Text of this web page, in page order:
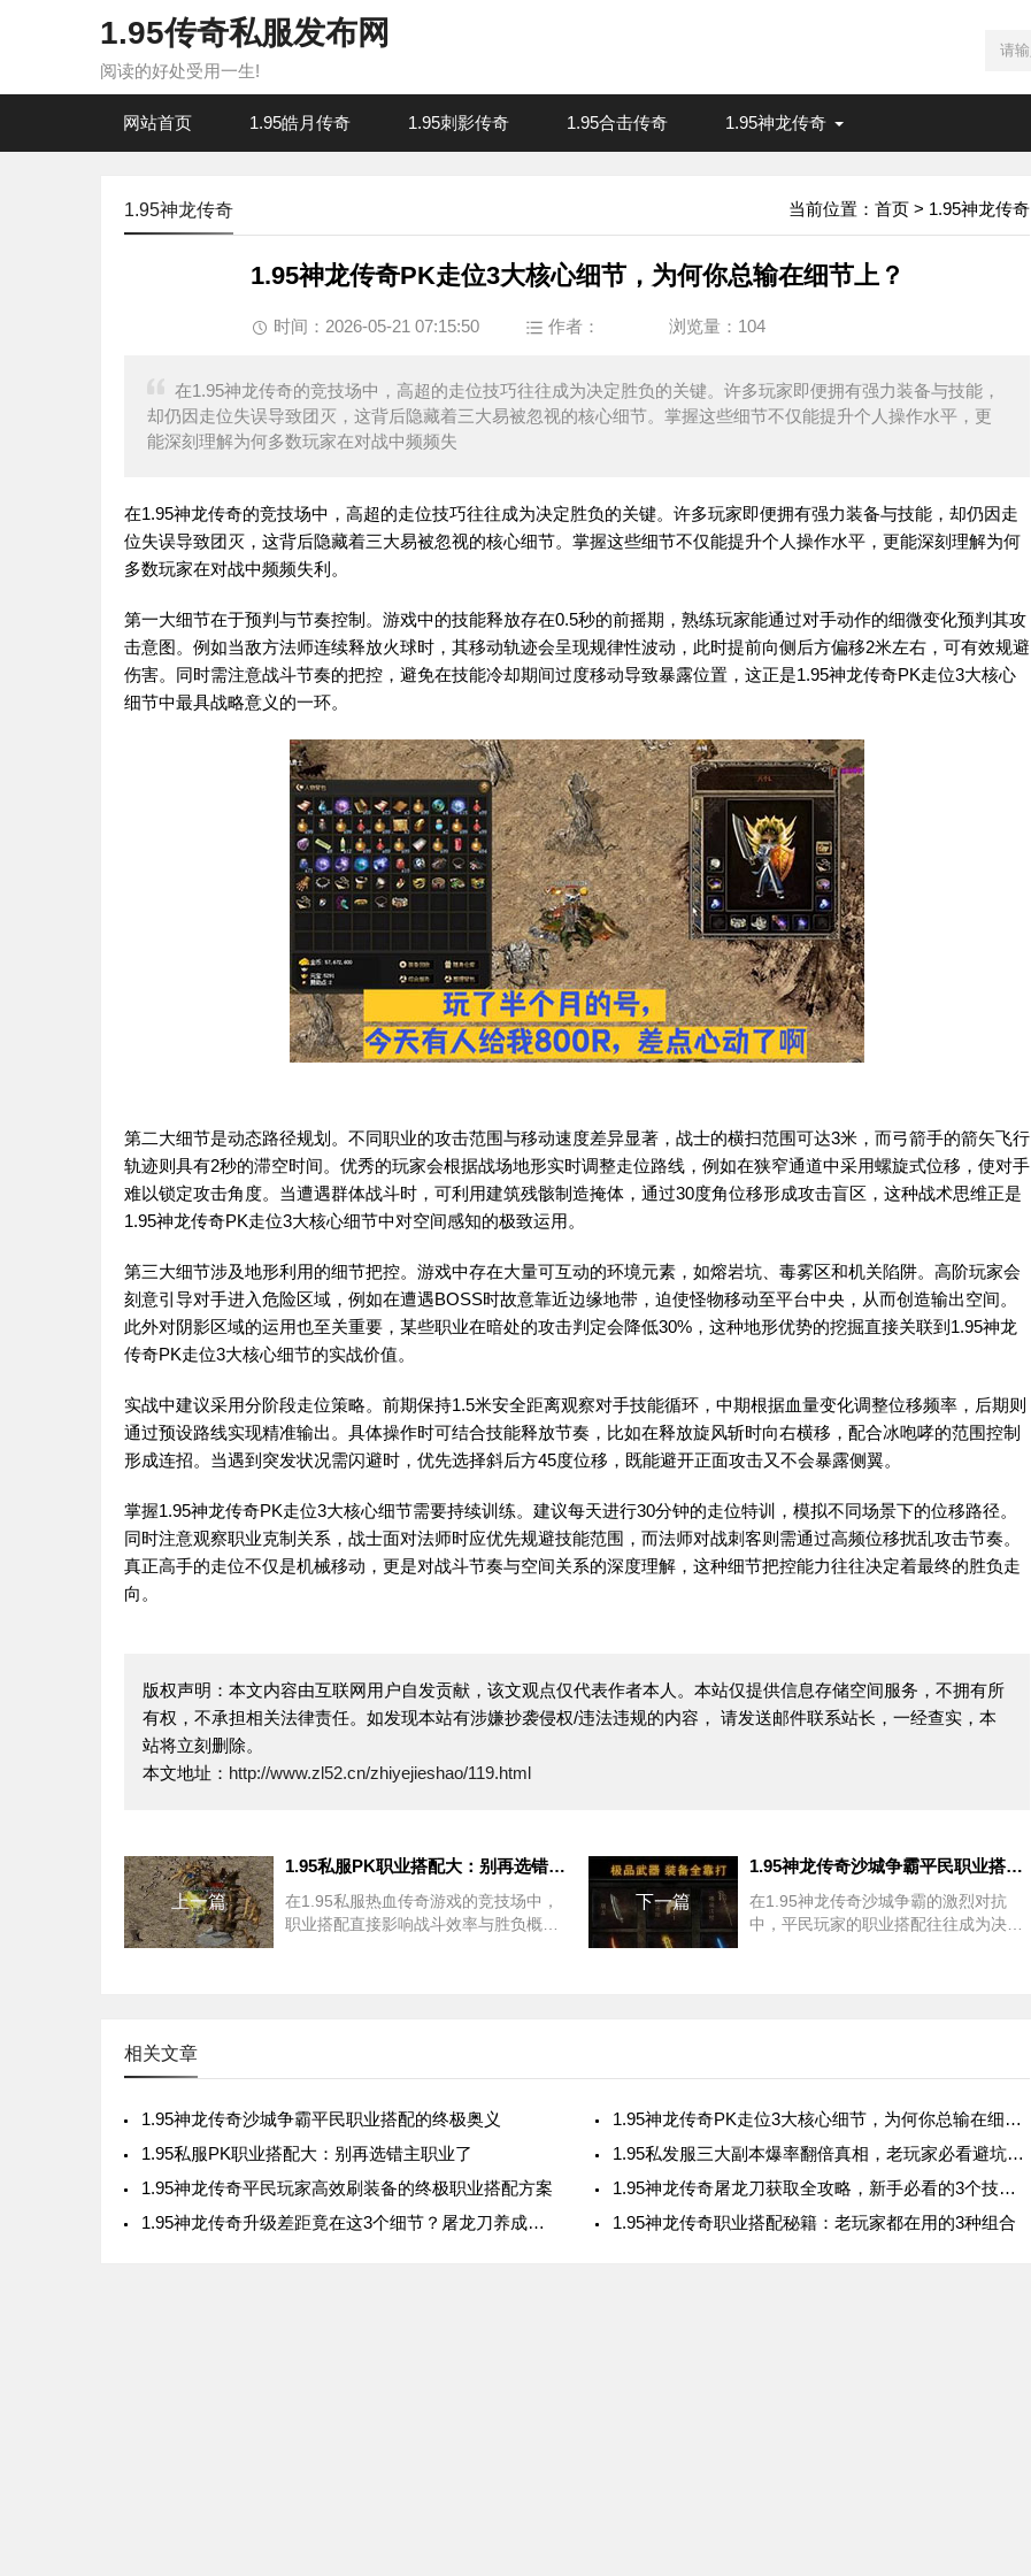
1.95传奇私服发布网
阅读的好处受用一生!
网站首页 1.95皓月传奇 1.95刺影传奇 1.95合击传奇 1.95神龙传奇
当前位置： 首页 > 1.95神龙传奇
1.95神龙传奇
1.95神龙传奇PK走位3大核心细节，为何你总输在细节上？
时间：2026-05-21 07:15:50 作者： 浏览量： 104
在1.95神龙传奇的竞技场中，高超的走位技巧往往成为决定胜负的关键。许多玩家即便拥有强力装备与技能，
却仍因走位失误导致团灭，这背后隐藏着三大易被忽视的核心细节。掌握这些细节不仅能提升个人操作水平，更
能深刻理解为何多数玩家在对战中频频失
在1.95神龙传奇的竞技场中，高超的走位技巧往往成为决定胜负的关键。许多玩家即便拥有强力装备与技能，却仍因走
位失误导致团灭，这背后隐藏着三大易被忽视的核心细节。掌握这些细节不仅能提升个人操作水平，更能深刻理解为何
多数玩家在对战中频频失利。
第一大细节在于预判与节奏控制。游戏中的技能释放存在0.5秒的前摇期，熟练玩家能通过对手动作的细微变化预判其攻
击意图。例如当敌方法师连续释放火球时，其移动轨迹会呈现规律性波动，此时提前向侧后方偏移2米左右，可有效规避
伤害。同时需注意战斗节奏的把控，避免在技能冷却期间过度移动导致暴露位置，这正是1.95神龙传奇PK走位3大核心
细节中最具战略意义的一环。
第二大细节是动态路径规划。不同职业的攻击范围与移动速度差异显著，战士的横扫范围可达3米，而弓箭手的箭矢飞行
轨迹则具有2秒的滞空时间。优秀的玩家会根据战场地形实时调整走位路线，例如在狭窄通道中采用螺旋式位移，使对手
难以锁定攻击角度。当遭遇群体战斗时，可利用建筑残骸制造掩体，通过30度角位移形成攻击盲区，这种战术思维正是
1.95神龙传奇PK走位3大核心细节中对空间感知的极致运用。
第三大细节涉及地形利用的细节把控。游戏中存在大量可互动的环境元素，如熔岩坑、毒雾区和机关陷阱。高阶玩家会
刻意引导对手进入危险区域，例如在遭遇BOSS时故意靠近边缘地带，迫使怪物移动至平台中央，从而创造输出空间。
此外对阴影区域的运用也至关重要，某些职业在暗处的攻击判定会降低30%，这种地形优势的挖掘直接关联到1.95神龙
传奇PK走位3大核心细节的实战价值。
实战中建议采用分阶段走位策略。前期保持1.5米安全距离观察对手技能循环，中期根据血量变化调整位移频率，后期则
通过预设路线实现精准输出。具体操作时可结合技能释放节奏，比如在释放旋风斩时向右横移，配合冰咆哮的范围控制
形成连招。当遇到突发状况需闪避时，优先选择斜后方45度位移，既能避开正面攻击又不会暴露侧翼。
掌握1.95神龙传奇PK走位3大核心细节需要持续训练。建议每天进行30分钟的走位特训，模拟不同场景下的位移路径。
同时注意观察职业克制关系，战士面对法师时应优先规避技能范围，而法师对战刺客则需通过高频位移扰乱攻击节奏。
真正高手的走位不仅是机械移动，更是对战斗节奏与空间关系的深度理解，这种细节把控能力往往决定着最终的胜负走
向。
版权声明：本文内容由互联网用户自发贡献，该文观点仅代表作者本人。本站仅提供信息存储空间服务，不拥有所
有权，不承担相关法律责任。如发现本站有涉嫌抄袭侵权/违法违规的内容， 请发送邮件联系站长，一经查实，本
站将立刻删除。
本文地址： http://www.zl52.cn/zhiyejieshao/119.html
上一篇
1.95私服PK职业搭配大：别再选错主职业了
在1.95私服热血传奇游戏的竞技场中，
职业搭配直接影响战斗效率与胜负概
下一篇
1.95神龙传奇沙城争霸平民职业搭配的终极奥义
在1.95神龙传奇沙城争霸的激烈对抗
中，平民玩家的职业搭配往往成为决定
相关文章
1.95神龙传奇沙城争霸平民职业搭配的终极奥义
1.95神龙传奇PK走位3大核心细节，为何你总输在细节上？
1.95私服PK职业搭配大：别再选错主职业了
1.95私发服三大副本爆率翻倍真相，老玩家必看避坑指南
1.95神龙传奇平民玩家高效刷装备的终极职业搭配方案
1.95神龙传奇屠龙刀获取全攻略，新手必看的3个技巧！
1.95神龙传奇升级差距竟在这3个细节？屠龙刀养成秘辛曝光
1.95神龙传奇职业搭配秘籍：老玩家都在用的3种组合